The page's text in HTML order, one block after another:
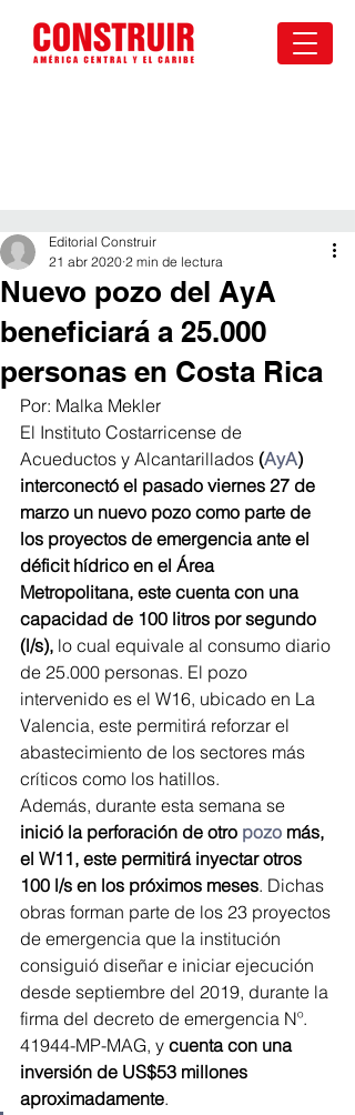
Nuevo pozo del AyA
beneficiará a 25.000
personas en Costa Rica
Editorial Construir
21 abr 2020 2 min de lectura
Por: Malka Mekler
El Instituto Costarricense de
Acueductos y Alcantarillados (AyA)
interconectó el pasado viernes 27 de
marzo un nuevo pozo como parte de
los proyectos de emergencia ante el
déficit hídrico en el Área
Metropolitana, este cuenta con una
capacidad de 100 litros por segundo
(l/s), lo cual equivale al consumo diario
de 25.000 personas. El pozo
intervenido es el W16, ubicado en La
Valencia, este permitirá reforzar el
abastecimiento de los sectores más
críticos como los hatillos.
Además, durante esta semana se
inició la perforación de otro pozo más,
el W11, este permitirá inyectar otros
100 l/s en los próximos meses. Dichas
obras forman parte de los 23 proyectos
de emergencia que la institución
consiguió diseñar e iniciar ejecución
desde septiembre del 2019, durante la
firma del decreto de emergencia Nº.
41944-MP-MAG, y cuenta con una
inversión de US$53 millones
aproximadamente.